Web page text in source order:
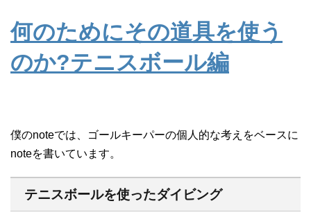
何のためにその道具を使う
のか?テニスボール編
僕のnoteでは、ゴールキーパーの個人的な考えをベースに
noteを書いています。
テニスボールを使ったダイビング